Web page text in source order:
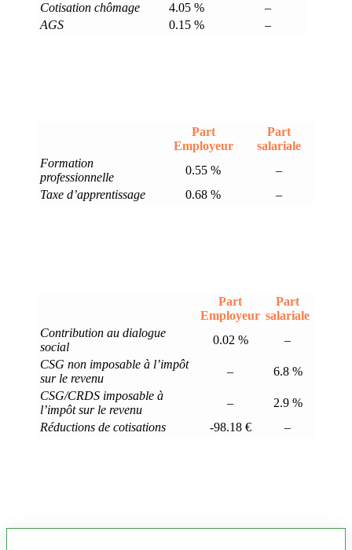
Cotisation chômage
4.05 %
–
AGS
0.15 % –
Part
Employeur
Part
salariale
Formation
professionnelle
0.55 %
–
Taxe d’apprentissage
0.68 % –
Part
Employeur
Part
salariale
Contribution au dialogue
social
0.02 %
–
CSG non imposable à l’impôt
sur le revenu
–
6.8 %
CSG/CRDS imposable à
l’impôt sur le revenu
–
2.9 %
Réductions de cotisations
-98.18 € –